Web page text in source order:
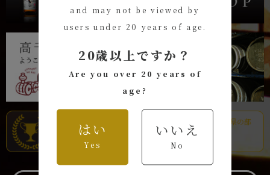
and may not be viewed by
users under 20 years of age.
20歳以上ですか？
Are you over 20 years of
age?
はい
Yes
いいえ
No